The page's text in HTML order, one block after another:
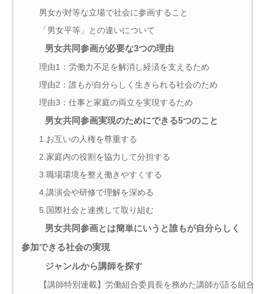
男女が対等な立場で社会に参画すること
「男女平等」との違いについて
男女共同参画が必要な3つの理由
理由1：労働力不足を解消し経済を支えるため
理由2：誰もが自分らしく生きられる社会のため
理由3：仕事と家庭の両立を実現するため
男女共同参画実現のためにできる5つのこと
1.お互いの人権を尊重する
2.家庭内の役割を協力して分担する
3.職場環境を整え働きやすくする
4.講演会や研修で理解を深める
5.国際社会と連携して取り組む
男女共同参画とは簡単にいうと誰もが自分らしく
参加できる社会の実現
ジャンルから講師を探す
【講師特別連載】労働組合委員長を務めた講師が語る組合